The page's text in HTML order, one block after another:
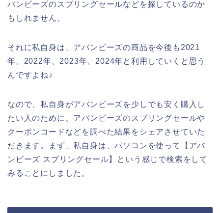
バンビーズのスプリングセールなどを探しているのか
もしれません。
それに私自身は、アバンビーズの商品を今後も2021
年、2022年、2023年、2024年と利用していくと思う
んですよね♪
なので、私自身がアバンビーズを少しでも安く購入し
たい人のために、アバンビーズのスプリングセールや
クーポンコードなどを調べた結果をシェアさせていた
だきます。まず、私自身は、パソコンを使って【アバ
ンビーズ スプリングセール】という感じで検索をして
みることにしました。